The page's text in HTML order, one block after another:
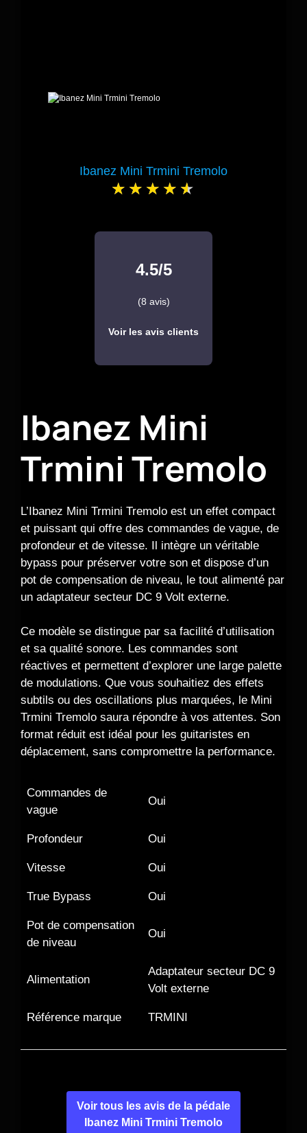
Ibanez Mini Trmini Tremolo
4.5/5
(8 avis)
Voir les avis clients
Ibanez Mini
Trmini Tremolo
L’Ibanez Mini Trmini Tremolo est un effet compact
et puissant qui offre des commandes de vague, de
profondeur et de vitesse. Il intègre un véritable
bypass pour préserver votre son et dispose d’un
pot de compensation de niveau, le tout alimenté par
un adaptateur secteur DC 9 Volt externe.
Ce modèle se distingue par sa facilité d’utilisation
et sa qualité sonore. Les commandes sont
réactives et permettent d’explorer une large palette
de modulations. Que vous souhaitiez des effets
subtils ou des oscillations plus marquées, le Mini
Trmini Tremolo saura répondre à vos attentes. Son
format réduit est idéal pour les guitaristes en
déplacement, sans compromettre la performance.
Commandes de
vague
Oui
Profondeur Oui
Vitesse Oui
True Bypass Oui
Pot de compensation
de niveau
Oui
Alimentation
Adaptateur secteur DC 9
Volt externe
Référence marque TRMINI
Voir tous les avis de la pédale
Ibanez Mini Trmini Tremolo